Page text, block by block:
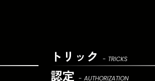
トリック - TRICKS
認定 - AUTHORIZATION